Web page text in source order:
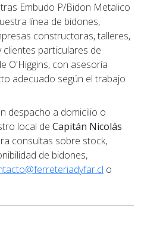
Embudo P/Bidon Metalico
línea de bidones,
constructoras, talleres,
particulares de
O'Higgins, con asesoría
adecuado según el trabajo
despacho a domicilio o
local de Capitán Nicolás
consultas sobre stock,
de bidones,
o